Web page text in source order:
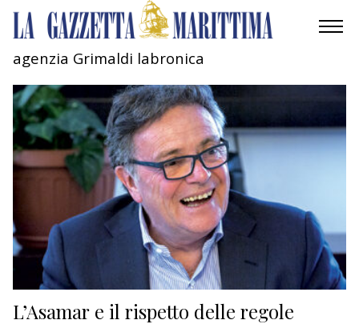
AMBIENTE
MOBILITÀ
INDUSTRIA
ECONOMIA
TURISMO
CULTURA
agenzia Grimaldi labronica
L’Asamar e il rispetto delle regole